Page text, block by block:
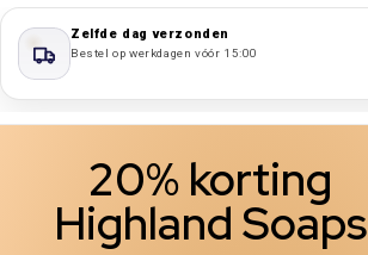
Zelfde dag verzonden
Bestel op werkdagen vóór 15:00
20% korting
Highland Soaps